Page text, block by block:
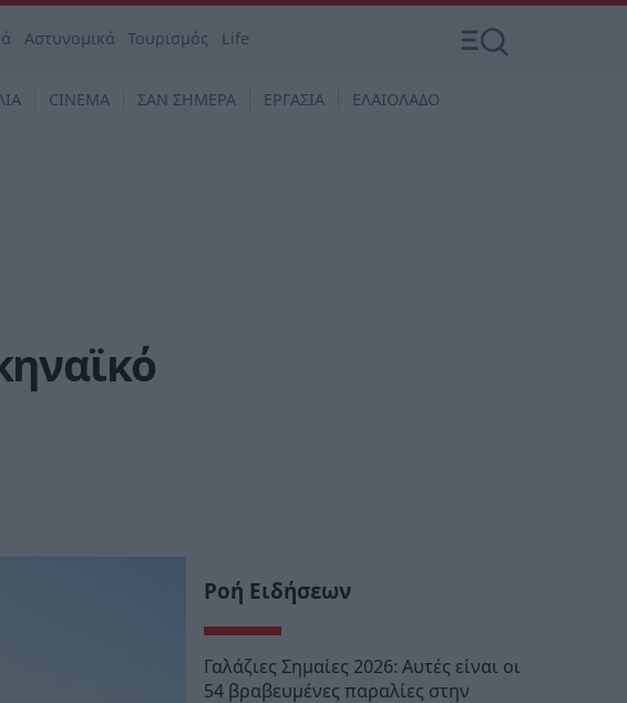
Αστυνομικά Τουρισμός Life
CINEMA ΣΑΝ ΣΗΜΕΡΑ ΕΡΓΑΣΙΑ ΕΛΑΙΟΛΑΔΟ
Ροή Ειδήσεων
Γαλάζιες Σημαίες 2026: Αυτές είναι οι
54 βραβευμένες παραλίες στην